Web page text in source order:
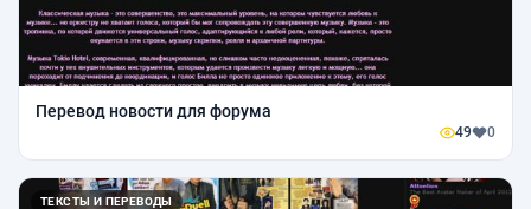
Перевод новости для форума
49 0
ТЕКСТЫ И ПЕРЕВОДЫ